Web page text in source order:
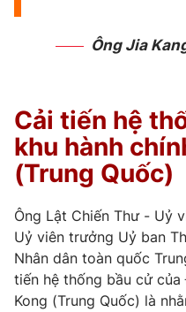
Ông Jia
Cải tiến hệ
khu hành
(Trung Quốc)
Ông Lật Chiến Thư - Uỷ
Uỷ viên trưởng Uỷ ban
Nhân dân toàn quốc
tiến hệ thống bầu cử
Kong (Trung Quốc) là